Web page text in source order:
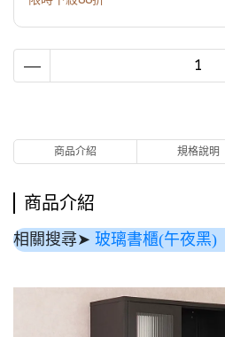
商品介紹 規格說明
商品介紹
相關搜尋➤ 玻璃書櫃(午夜黑)